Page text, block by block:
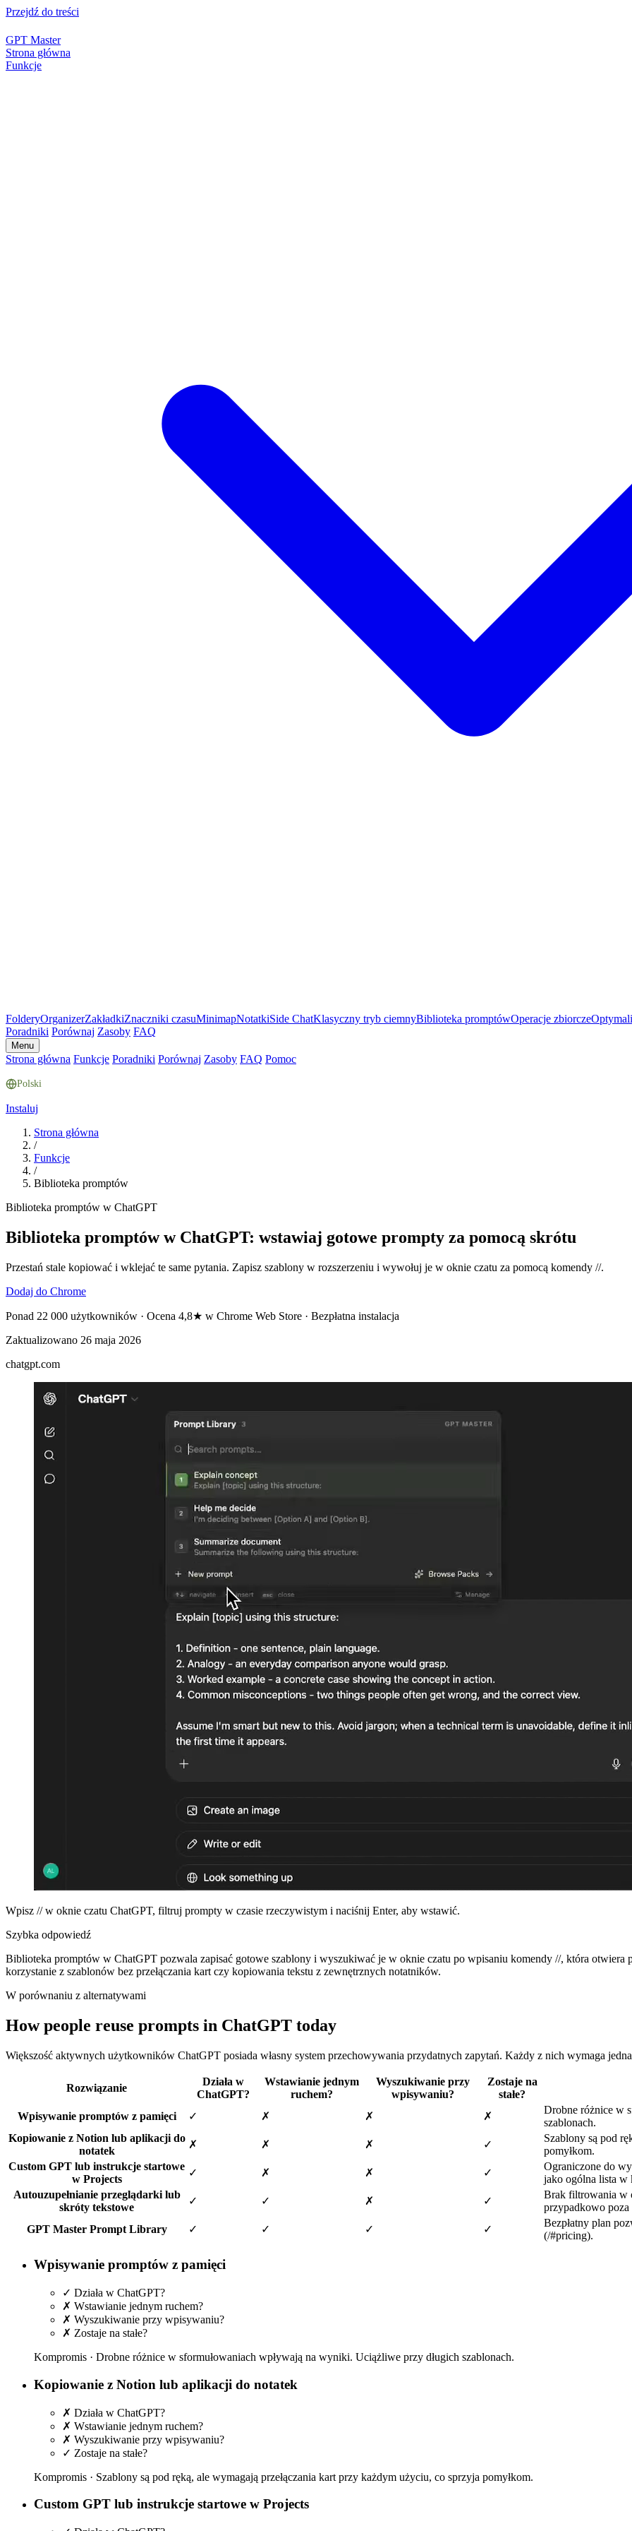
Przejdź do treści
GPT Master
Strona główna
Funkcje
FolderyOrganizerZakładkiZnaczniki czasuMinimapNotatkiSide ChatKlasyczny tryb ciemnyBiblioteka promptówOperacje zbiorcze
Poradniki Porównaj Zasoby FAQ
Menu
Strona główna Funkcje Poradniki Porównaj Zasoby FAQ Pomoc
Polski
Instaluj
Strona główna
/
Funkcje
/
Biblioteka promptów
Biblioteka promptów w ChatGPT
Biblioteka promptów w ChatGPT: wstawiaj gotowe prompty za pomocą skrótu
Przestań stale kopiować i wklejać te same pytania. Zapisz szablony w rozszerzeniu i wywołuj je w oknie czatu za pomocą komendy //.
Dodaj do Chrome
Ponad 22 000 użytkowników · Ocena 4,8★ w Chrome Web Store · Bezpłatna instalacja
Zaktualizowano 26 maja 2026
chatgpt.com
Wpisz // w oknie czatu ChatGPT, filtruj prompty w czasie rzeczywistym i naciśnij Enter, aby wstawić.
Szybka odpowiedź
Biblioteka promptów w ChatGPT pozwala zapisać gotowe szablony i wyszukiwać je w oknie czatu po wpisaniu komendy //, która otwiera
korzystanie z szablonów bez przełączania kart czy kopiowania tekstu z zewnętrznych notatników.
W porównaniu z alternatywami
How people reuse prompts in ChatGPT today
Większość aktywnych użytkowników ChatGPT posiada własny system przechowywania przydatnych zapytań. Każdy z nich wymaga
Rozwiązanie
Działa w
ChatGPT?
Wstawianie jednym
ruchem?
Wyszukiwanie przy
wpisywaniu?
Zostaje na
stałe?
Wpisywanie promptów z pamięci ✓ ✗ ✗ ✗
Drobne różnice w
szablonach.
Kopiowanie z Notion lub aplikacji do
notatek
✗ ✗ ✗ ✓
Szablony są pod
pomyłkom.
Custom GPT lub instrukcje startowe
w Projects
✓ ✗ ✗ ✓
Ograniczone do
jako ogólna lista w
Autouzupełnianie przeglądarki lub
skróty tekstowe
✓ ✓ ✗ ✓
Brak filtrowania w
przypadkowo poza
GPT Master Prompt Library
✓ ✓ ✓ ✓
Bezpłatny plan
(/#pricing).
Wpisywanie promptów z pamięci
✓ Działa w ChatGPT?
✗ Wstawianie jednym ruchem?
✗ Wyszukiwanie przy wpisywaniu?
✗ Zostaje na stałe?
Kompromis · Drobne różnice w sformułowaniach wpływają na wyniki. Uciążliwe przy długich szablonach.
Kopiowanie z Notion lub aplikacji do notatek
✗ Działa w ChatGPT?
✗ Wstawianie jednym ruchem?
✗ Wyszukiwanie przy wpisywaniu?
✓ Zostaje na stałe?
Kompromis · Szablony są pod ręką, ale wymagają przełączania kart przy każdym użyciu, co sprzyja pomyłkom.
Custom GPT lub instrukcje startowe w Projects